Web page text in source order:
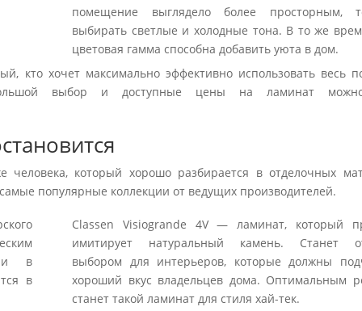
помещение выглядело более просторным,
выбирать светлые и холодные тона. В то же
цветовая гамма способна добавить уюта в дом.
кто хочет максимально эффективно использовать весь
выбор и доступные цены на ламинат
который хорошо разбирается в отделочных
популярные коллекции от ведущих производителей.
и в
в
Classen Visiogrande 4V — ламинат, который
имитирует натуральный камень. Станет
выбором для интерьеров, которые должны
хороший вкус владельцев дома. Оптимальным
станет такой ламинат для стиля хай-тек.